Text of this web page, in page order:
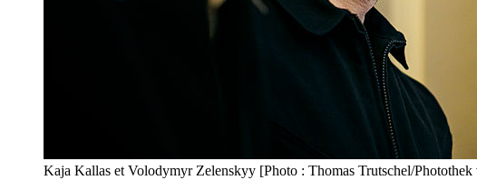
Kaja Kallas et Volodymyr Zelenskyy [Photo : Thomas Trutschel/Photothek